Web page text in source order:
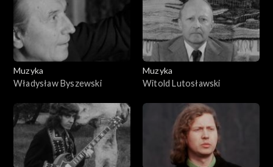
Muzyka
Władysław Byszewski
Muzyka
Witold Lutosławski